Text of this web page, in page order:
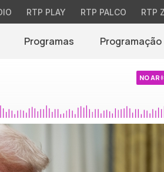
RTP PLAY RTP PALCO RTP
Programas Programação
NO AR